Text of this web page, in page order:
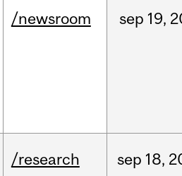
/newsroom sep 19,
/research sep 18,